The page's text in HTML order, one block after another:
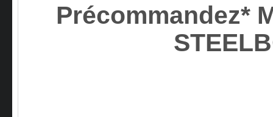
Précommandez*